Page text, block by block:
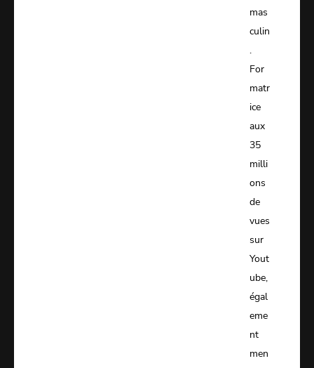
mas
culin
.
For
matr
ice
aux
35
milli
ons
de
vues
sur
Yout
ube,
égal
eme
nt
men